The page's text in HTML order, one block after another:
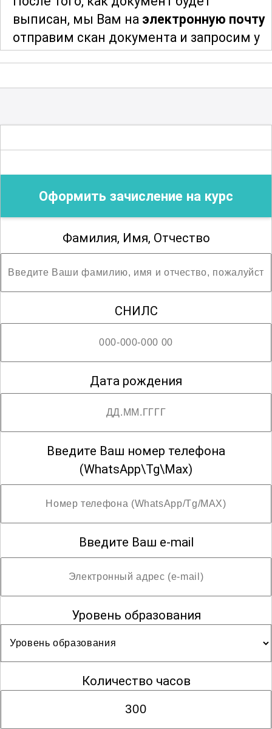
выписан, мы Вам на электронную почту
отправим скан документа и запросим у
Вас адрес и индекс для отправки
мы сообщим Вам трек-номер для
документа об образовании.
Благодарим за сотрудничество!
Оформить зачисление на курс
Фамилия, Имя, Отчество
СНИЛС
Дата рождения
Введите Ваш номер телефона
(WhatsApp\Tg\Max)
Введите Ваш e-mail
Уровень образования
Количество часов